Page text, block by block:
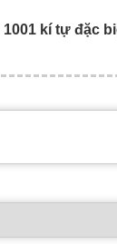
1001 kí tự đặc